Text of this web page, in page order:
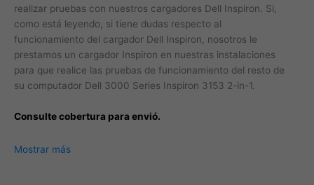
realizar pruebas con nuestros cargadores Dell Inspiron. Si,
como está leyendo, si tiene dudas respecto al
funcionamiento del cargador Dell Inspiron, nosotros le
prestamos un cargador Inspiron en nuestras instalaciones
para que realice las pruebas de funcionamiento del resto de
su computador Dell 3000 Series Inspiron 3153 2-in-1.
Consulte cobertura para envió.
Leticia, Medellín, Arauca, Barranquilla, Cartagena, Tunja,
Mostrar más